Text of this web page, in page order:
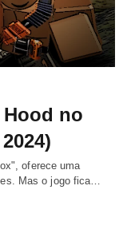
no
oferece uma
Mas o jogo fica…